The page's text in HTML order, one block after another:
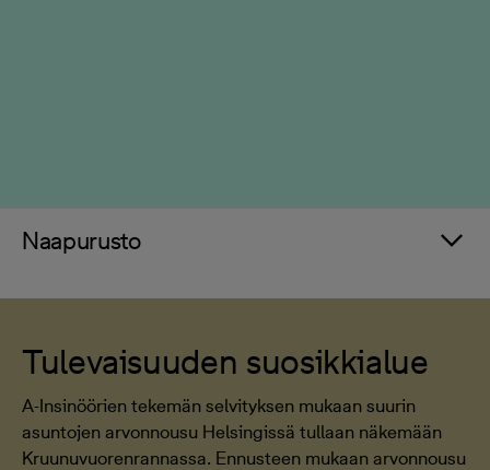
Naapurusto
Tulevaisuuden suosikkialue
A-Insinöörien tekemän selvityksen mukaan suurin
asuntojen arvonnousu Helsingissä tullaan näkemään
Kruunuvuorenrannassa. Ennusteen mukaan arvonnousu